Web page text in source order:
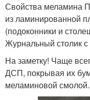
Свойства меламина
из ламинированной
(подоконники и
Журнальный столик с
На заметку! Чаще
ДСП, покрывая их
меламиновой смолой.